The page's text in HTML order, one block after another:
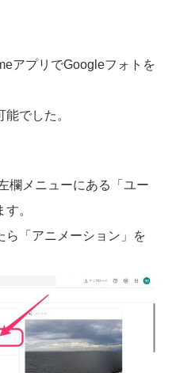
アプリでGoogleフォトを
でした。
欄メニューにある「ユー
。
ら「アニメーション」を